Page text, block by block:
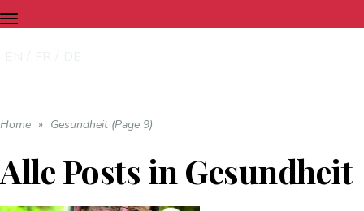
Facebook
TOGGLE
NAVIGATION
Home » Gesundheit (Page 9)
Alle Posts in Gesundheit